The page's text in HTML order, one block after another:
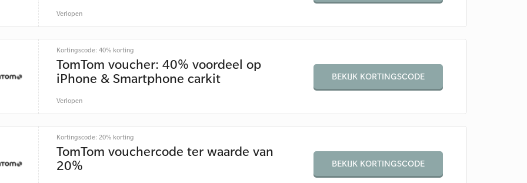
Verlopen
Kortingscode: 40% korting
TomTom voucher: 40% voordeel op
iPhone & Smartphone carkit
Verlopen
BEKIJK KORTINGSCODE
Kortingscode: 20% korting
TomTom vouchercode ter waarde van
20%
BEKIJK KORTINGSCODE